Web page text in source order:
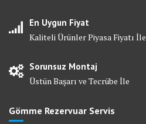
En Uygun Fiyat
Kaliteli Ürünler Piyasa Fiyatı İle
Sorunsuz Montaj
Üstün Başarı ve Tecrübe İle
Gömme Rezervuar Servis